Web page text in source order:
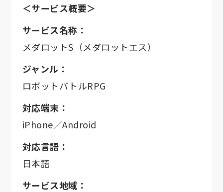
＜サービス概要＞
サービス名称：
メダロットS（メダロットエス）
ジャンル：
ロボットバトルRPG
対応端末：
iPhone／Android
対応言語：
日本語
サービス地域：